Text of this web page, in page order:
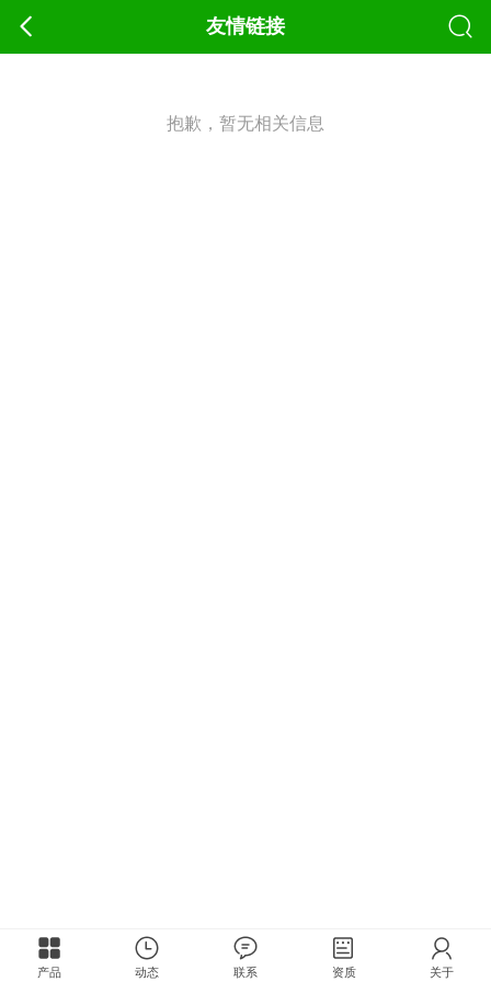
友情链接
抱歉，暂无相关信息
产品 动态 联系 资质 关于